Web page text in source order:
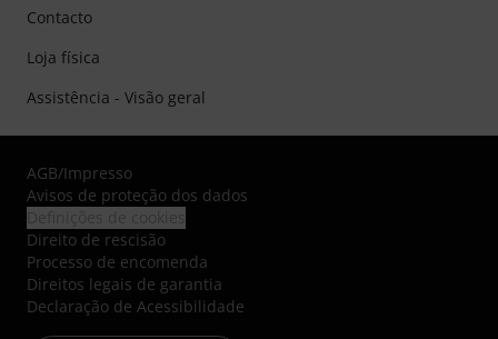
Contacto
Loja física
Assistência - Visão geral
AGB/Impresso
Avisos de proteção dos dados
Direito de rescisão
Processo de encomenda
Direitos legais de garantia
Declaração de Acessibilidade